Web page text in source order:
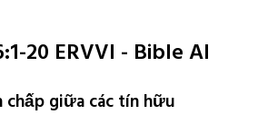
20 ERVVI - Bible AI
chấp giữa các tín hữu